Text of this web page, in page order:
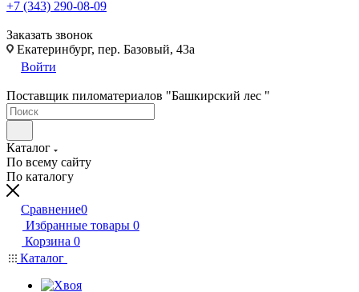
+7 (343) 290-08-09
Заказать звонок
Екатеринбург, пер. Базовый, 43а
Войти
Поставщик пиломатериалов "Башкирский лес "
Каталог
По всему сайту
По каталогу
Сравнение0
Избранные товары 0
Корзина 0
Каталог